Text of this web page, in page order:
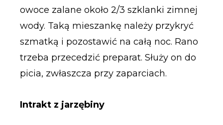
owoce zalane około 2/3 szklanki zimnej
wody. Taką mieszankę należy przykryć
szmatką i pozostawić na całą noc. Rano
trzeba przecedzić preparat. Służy on do
picia, zwłaszcza przy zaparciach.
Intrakt z jarzębiny